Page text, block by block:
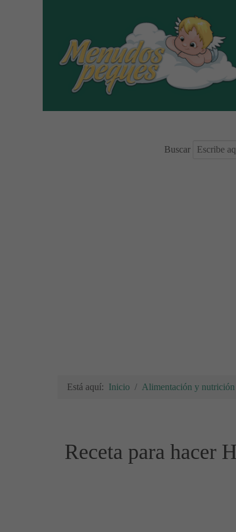
Buscar
Está aquí: Inicio Alimentación y nutrición
Receta para hacer